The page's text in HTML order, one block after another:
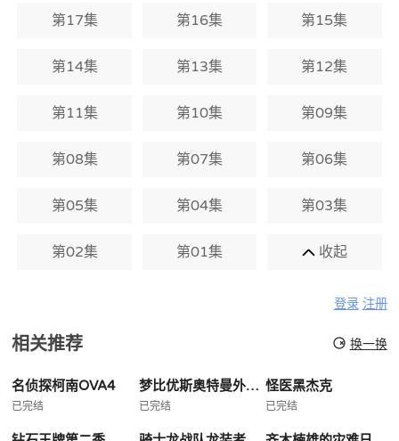
第17集 第16集 第15集
第14集 第13集 第12集
第11集 第10集 第09集
第08集 第07集 第06集
第05集 第04集 第03集
第02集 第01集 收起
登录 注册
相关推荐 换一换
名侦探柯南OVA4
已完结
梦比优斯奥特曼外传亡灵复活
已完结
怪医黑杰克
已完结